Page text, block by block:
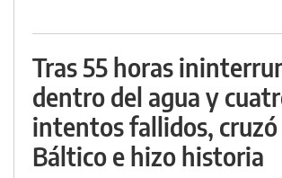
Tras 55 horas
dentro del agua y
intentos fallidos,
Báltico e hizo historia